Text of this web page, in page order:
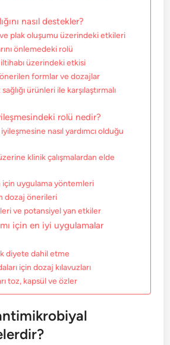
nasıl destekler?
plak oluşumu üzerindeki etkileri
önlemedeki rolü
iltihabı üzerindeki etkisi
önerilen formlar ve dozajlar
ürünleri ile karşılaştırmalı
rolü nedir?
nasıl yardımcı olduğu
klinik çalışmalardan elde
için uygulama yöntemleri
dozaj önerileri
ve potansiyel yan etkiler
için en iyi uygulamalar
diyete dahil etme
için dozaj kılavuzları
toz, kapsül ve özler